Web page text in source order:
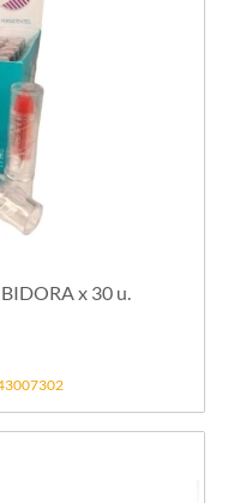
x 30 u.